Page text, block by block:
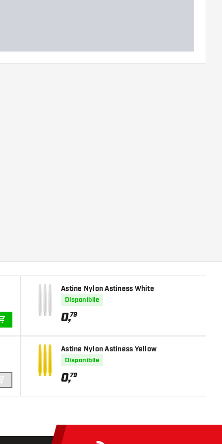
AGGIUNGI AL CARRELLO
AGGIUNGI AL CARRELLO
Astine Nylon Astiness White
Disponibile
0,79
Astine Nylon Astiness Yellow
Disponibile
0,79